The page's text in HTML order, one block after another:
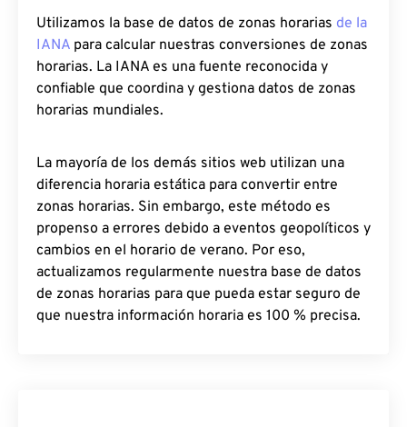
Utilizamos la base de datos de zonas horarias de la
IANA para calcular nuestras conversiones de zonas
horarias. La IANA es una fuente reconocida y
confiable que coordina y gestiona datos de zonas
horarias mundiales.
La mayoría de los demás sitios web utilizan una
diferencia horaria estática para convertir entre
zonas horarias. Sin embargo, este método es
propenso a errores debido a eventos geopolíticos y
cambios en el horario de verano. Por eso,
actualizamos regularmente nuestra base de datos
de zonas horarias para que pueda estar seguro de
que nuestra información horaria es 100 % precisa.